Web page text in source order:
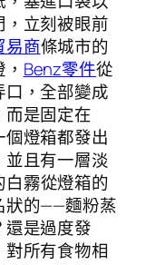
立刻被眼前
易商條城市的
Benz零件從
，全部變成
是固定在
個燈箱都發出
且有一層淡
霧從燈箱的
狀的——麵粉蒸
是過度發
所有食物相